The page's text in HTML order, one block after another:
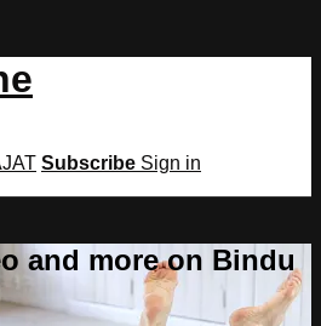
Subscribe Sign in
and more on Bindu